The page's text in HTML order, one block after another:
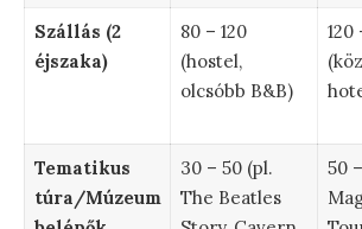
Szállás (2
éjszaka)
80 – 120
(hostel,
olcsóbb B&B)
120
Tematikus
túra/Múzeum
30 – 50 (pl.
The Beatles
50